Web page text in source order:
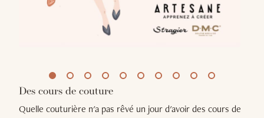
Des cours de couture
Quelle couturière n'a pas rêvé un jour d'avoir des cours de